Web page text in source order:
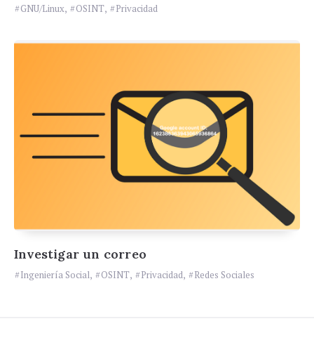
GNU/Linux, OSINT, Privacidad
Investigar un correo
Ingeniería Social, OSINT, Privacidad, Redes Sociales